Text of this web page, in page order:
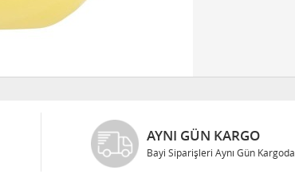
AYNI GÜN KARGO
Bayi Siparişleri Aynı Gün Kargoda